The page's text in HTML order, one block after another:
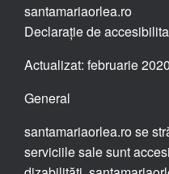
santamariaorlea.ro
Declarație de
Actualizat: februarie 2020
General
santamariaorlea.ro se
serviciile sale sunt